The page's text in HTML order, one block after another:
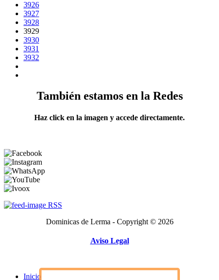
3926
3927
3928
3929
3930
3931
3932
También estamos en la Redes
Haz click en la imagen y accede directamente.
RSS
Dominicas de Lerma - Copyright © 2026
Aviso Legal
Inicio